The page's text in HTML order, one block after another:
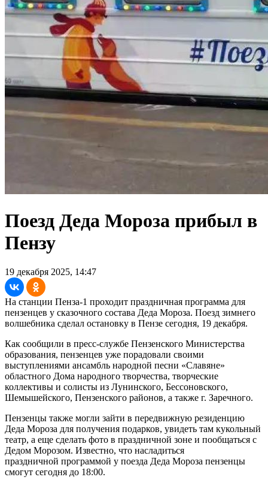
Поезд Деда Мороза прибыл в
Пензу
19 декабря 2025, 14:47
На станции Пенза-1 проходит праздничная программа для
пензенцев у сказочного состава Деда Мороза. Поезд зимнего
волшебника сделал остановку в Пензе сегодня, 19 декабря.
Как сообщили в пресс-службе Пензенского Министерства
образования, пензенцев уже порадовали своими
выступлениями ансамбль народной песни «Славяне»
областного Дома народного творчества, творческие
коллективы и солисты из Лунинского, Бессоновского,
Шемышейского, Пензенского районов, а также г. Заречного.
Пензенцы также могли зайти в передвижную резиденцию
Деда Мороза для получения подарков, увидеть там кукольный
театр, а еще сделать фото в праздничной зоне и пообщаться с
Дедом Морозом. Известно, что насладиться
праздничной программой у поезда Деда Мороза пензенцы
смогут сегодня до 18:00.